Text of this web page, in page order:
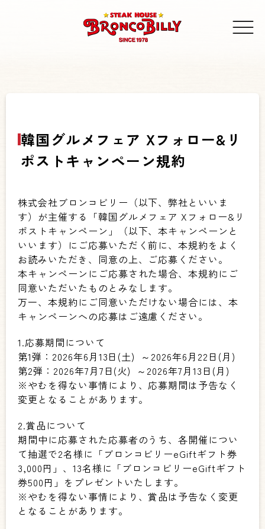
韓国グルメフェア Xフォロー&リ
ポストキャンペーン規約
株式会社ブロンコビリー（以下、弊社といいま
す）が主催する「韓国グルメフェア Xフォロー&リ
ポストキャンペーン」（以下、本キャンペーンと
いいます）にご応募いただく前に、本規約をよく
お読みいただき、同意の上、ご応募ください。
本キャンペーンにご応募された場合、本規約にご
同意いただいたものとみなします。
万一、本規約にご同意いただけない場合には、本
キャンペーンへの応募はご遠慮ください。
1.応募期間について
第1弾：2026年6月13日(土) ～2026年6月22日(月)
第2弾：2026年7月7日(火) ～2026年7月13日(月)
※やむを得ない事情により、応募期間は予告なく
変更となることがあります。
2.賞品について
期間中に応募された応募者のうち、各開催につい
て抽選で2名様に「ブロンコビリーeGiftギフト券
3,000円」、13名様に「ブロンコビリーeGiftギフト
券500円」をプレゼントいたします。
※やむを得ない事情により、賞品は予告なく変更
となることがあります。